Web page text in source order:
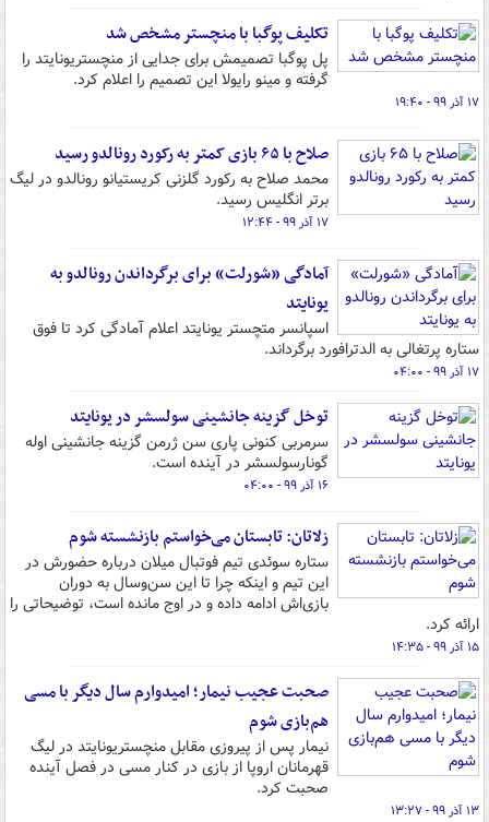
تکلیف پوگبا با منچستر مشخص شد
پل پوگبا تصمیمش برای جدایی از منچستریونایتد را
گرفته و مینو رایولا این تصمیم را اعلام کرد.
۱۷ آذر ۹۹ - ۱۹:۴۰
صلاح با ۶۵ بازی کمتر به رکورد رونالدو رسید
محمد صلاح به رکورد گلزنی کریستیانو رونالدو در لیگ
برتر انگلیس رسید.
۱۷ آذر ۹۹ - ۱۲:۴۴
آمادگی «شورلت» برای برگرداندن رونالدو به
یونایتد
اسپانسر متچستر یونایتد اعلام آمادگی کرد تا فوق
ستاره پرتغالی به الدترافورد برگرداند.
۱۷ آذر ۹۹ - ۰۴:۰۰
توخل گزینه جانشینی سولسشر در یونایتد
سرمربی کنونی پاری سن ژرمن گزینه جانشینی اوله
گونارسولسشر در آینده است.
۱۶ آذر ۹۹ - ۰۴:۰۰
زلاتان: تابستان می‌خواستم بازنشسته شوم
ستاره سوئدی تیم فوتبال میلان درباره حضورش در
این تیم و اینکه چرا تا این سن‌وسال به دوران
بازی‌اش ادامه داده و در اوج مانده است، توضیحاتی را
ارائه کرد.
۱۵ آذر ۹۹ - ۱۴:۳۵
صحبت عجیب نیمار؛ امیدوارم سال دیگر با مسی
هم‌بازی شوم
نیمار پس از پیروزی مقابل منچستریونایتد در لیگ
قهرمانان اروپا از بازی در کنار مسی در فصل آینده
صحبت کرد.
۱۳ آذر ۹۹ - ۱۳:۲۷